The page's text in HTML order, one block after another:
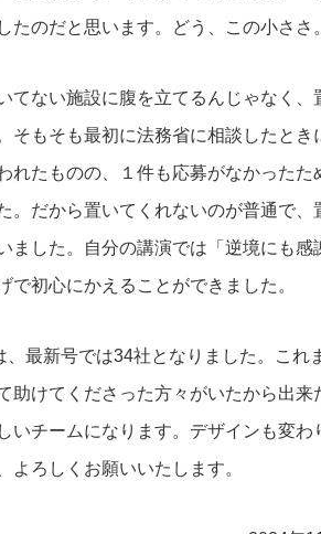
たのだと思います。どう、この小ささ
てない施設に腹を立てるんじゃなく、
そもそも最初に法務省に相談したとき
れたものの、１件も応募がなかったた
。だから置いてくれないのが普通で、
ました。自分の講演では「逆境にも感
初心にかえることができました。
、最新号では34社となりました。これ
助けてくださった方々がいたから出来
いチームになります。デザインも変わ
よろしくお願いいたします。